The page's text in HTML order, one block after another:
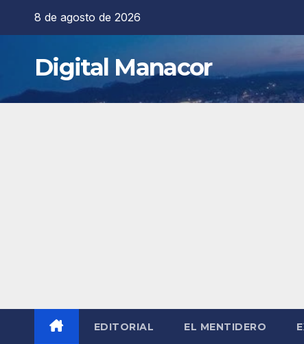
8 de agosto de 2026
Digital Manacor
EDITORIAL EL MENTIDERO